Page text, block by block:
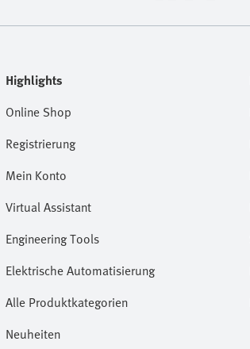
Highlights
Online Shop
Registrierung
Mein Konto
Virtual Assistant
Engineering Tools
Elektrische Automatisierung
Alle Produktkategorien
Neuheiten